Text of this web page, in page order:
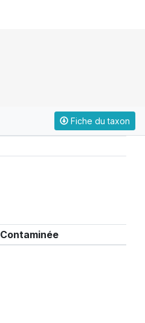
Fiche du taxon
Contaminée